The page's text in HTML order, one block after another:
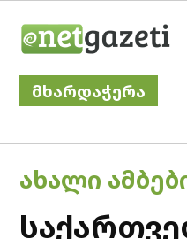
მხარდაჭერა
POSTED
IN
ᲐᲮᲐᲚᲘ